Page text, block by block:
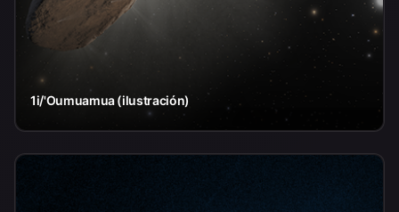
1i/'Oumuamua (ilustración)